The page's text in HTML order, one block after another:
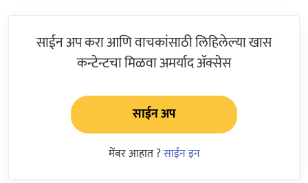
साईन अप करा आणि वाचकांसाठी लिहिलेल्या खास
कन्टेन्टचा मिळवा अमर्याद ॲक्सेस
साईन अप
मेंबर आहात ?साईन इन